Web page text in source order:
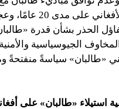
ومنجزات الشعب
الحذر بشأن قدرة
المخاوف الجيوسياسية
«طالبان» سياسةً منفتحةً
استيلاء «طالبان» على